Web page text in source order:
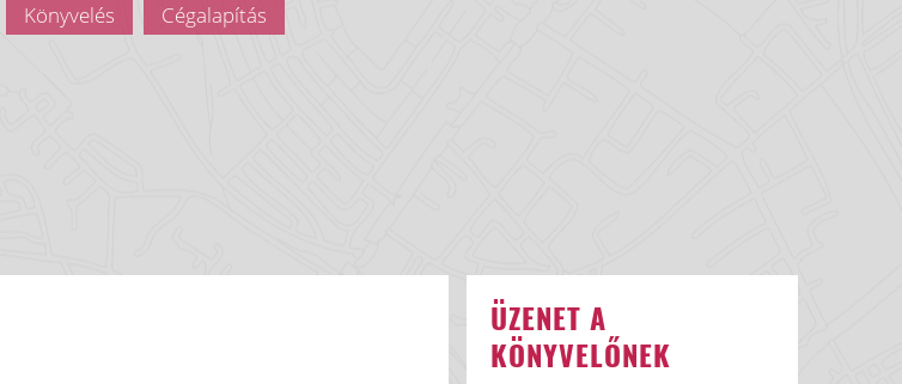
Könyvelés Cégalapítás
ÜZENET A
KÖNYVELŐNEK